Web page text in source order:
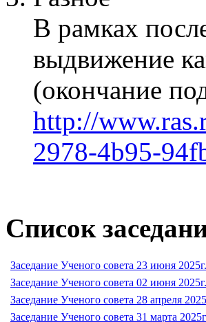
В рамках
выдвижение
(окончание
http://
2978-4b95-
Список
Заседание Ученого совета 23 июня 2025г.
Заседание Ученого совета 02 июня 2025г.
Заседание Ученого совета 28 апреля
Заседание Ученого совета 31 марта